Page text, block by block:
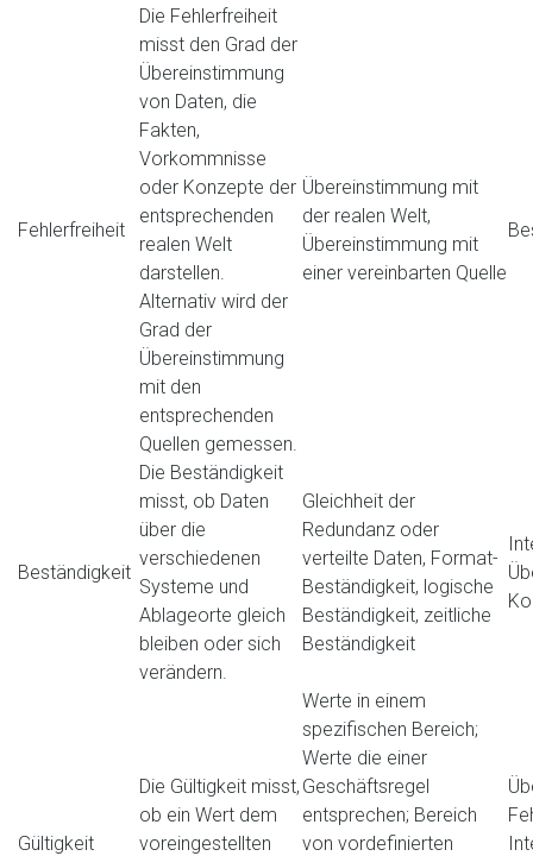
Fehlerfreiheit
Die Fehlerfreiheit
misst den Grad der
Übereinstimmung
von Daten, die
Fakten,
Vorkommnisse
oder Konzepte der
entsprechenden
realen Welt
darstellen.
Alternativ wird der
Grad der
Übereinstimmung
mit den
entsprechenden
Quellen gemessen.
Übereinstimmung mit
der realen Welt,
Übereinstimmung mit
einer vereinbarten Quelle
Beständigkeit
Die Beständigkeit
misst, ob Daten
über die
verschiedenen
Systeme und
Ablageorte gleich
bleiben oder sich
verändern.
Gleichheit der
Redundanz oder
verteilte Daten, Format-
Beständigkeit, logische
Beständigkeit, zeitliche
Beständigkeit
Gültigkeit
Die Gültigkeit misst,
ob ein Wert dem
voreingestellten
Werte in einem
spezifischen Bereich;
Werte die einer
Geschäftsregel
entsprechen; Bereich
von vordefinierten